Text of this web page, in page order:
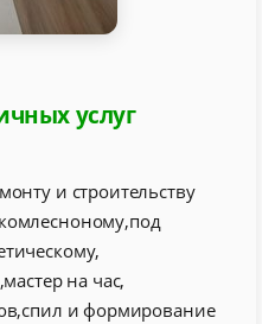
услуг
и строительству
на час,
и формирование